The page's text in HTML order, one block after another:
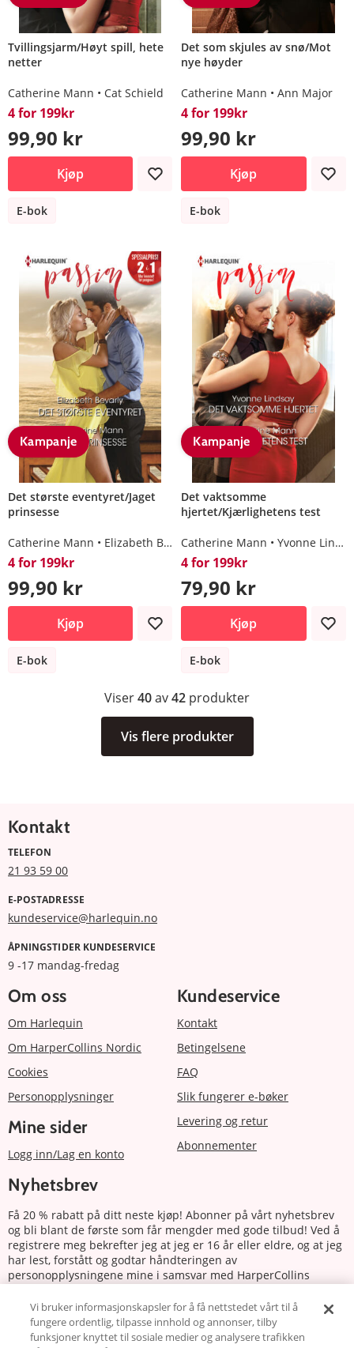
Tvillingsjarm/Høyt spill, hete
netter
Catherine Mann Cat Schield
4 for 199kr
99,90 kr
Kjøp
E-bok
Det som skjules av snø/Mot
nye høyder
Catherine Mann Ann Major
4 for 199kr
99,90 kr
Kjøp
E-bok
Kampanje
Det største eventyret/Jaget
prinsesse
Catherine Mann Elizabeth Bevarly
4 for 199kr
99,90 kr
Kjøp
E-bok
Kampanje
Det vaktsomme
hjertet/Kjærlighetens test
Catherine Mann Yvonne Lindsay
4 for 199kr
79,90 kr
Kjøp
E-bok
Viser40av42 produkter
Vis flere produkter
Kontakt
TELEFON
21 93 59 00
E-POSTADRESSE
kundeservice@harlequin.no
ÅPNINGSTIDER KUNDESERVICE
9 -17 mandag-fredag
Om oss
Om Harlequin
Om HarperCollins Nordic
Cookies
Personopplysninger
Mine sider
Logg inn/Lag en konto
Kundeservice
Kontakt
Betingelsene
FAQ
Slik fungerer e-bøker
Levering og retur
Abonnementer
Nyhetsbrev
Få 20 % rabatt på ditt neste kjøp! Abonner på vårt nyhetsbrev
og bli blant de første som får mengder med gode tilbud! Ved å
registrere meg bekrefter jeg at jeg er 16 år eller eldre, og at jeg
har lest, forstått og godtar håndteringen av
personopplysningene mine i samsvar med HarperCollins
Abonnere
Vi bruker informasjonskapsler for å få nettstedet vårt til å
fungere ordentlig, tilpasse innhold og annonser, tilby
funksjoner knyttet til sosiale medier og analysere trafikken